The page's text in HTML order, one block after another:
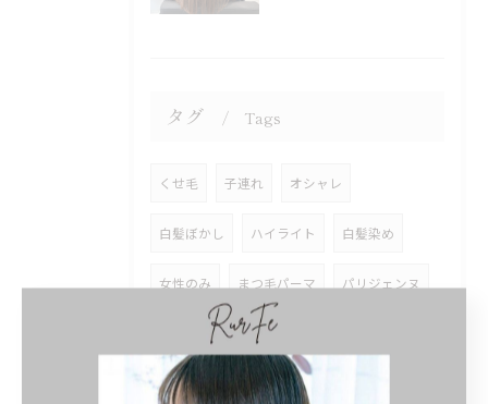
タグ Tags
くせ毛 子連れ オシャレ
白髪ぼかし ハイライト 白髪染め
女性のみ まつ毛パーマ パリジェンヌ
奥目
ショート レディース